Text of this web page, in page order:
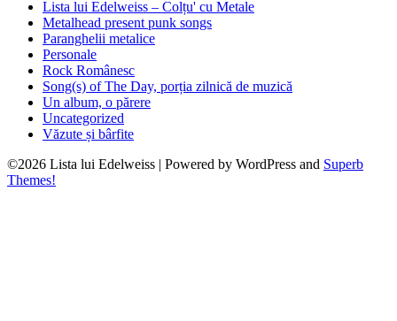
Lista lui Edelweiss – Colțu' cu Metale
Metalhead present punk songs
Paranghelii metalice
Personale
Rock Românesc
Song(s) of The Day, porția zilnică de muzică
Un album, o părere
Uncategorized
Văzute și bârfite
©2026 Lista lui Edelweiss | Powered by WordPress and Superb
Themes!